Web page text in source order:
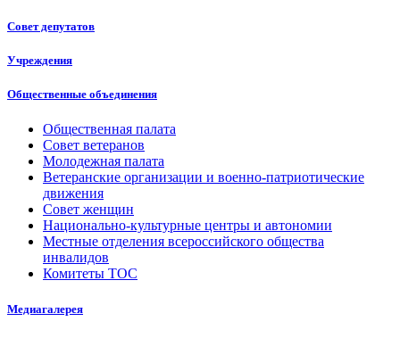
Совет депутатов
Учреждения
Общественные объединения
Общественная палата
Совет ветеранов
Молодежная палата
Ветеранские организации и военно-патриотические
движения
Совет женщин
Национально-культурные центры и автономии
Местные отделения всероссийского общества
инвалидов
Комитеты ТОС
Медиагалерея